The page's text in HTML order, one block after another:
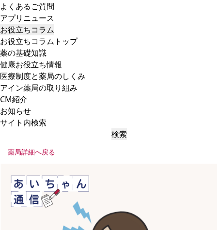
よくあるご質問
アプリニュース
お役立ちコラム
お役立ちコラムトップ
薬の基礎知識
健康お役立ち情報
医療制度と薬局のしくみ
アイン薬局の取り組み
CM紹介
お知らせ
サイト内検索
検索
薬局詳細へ戻る